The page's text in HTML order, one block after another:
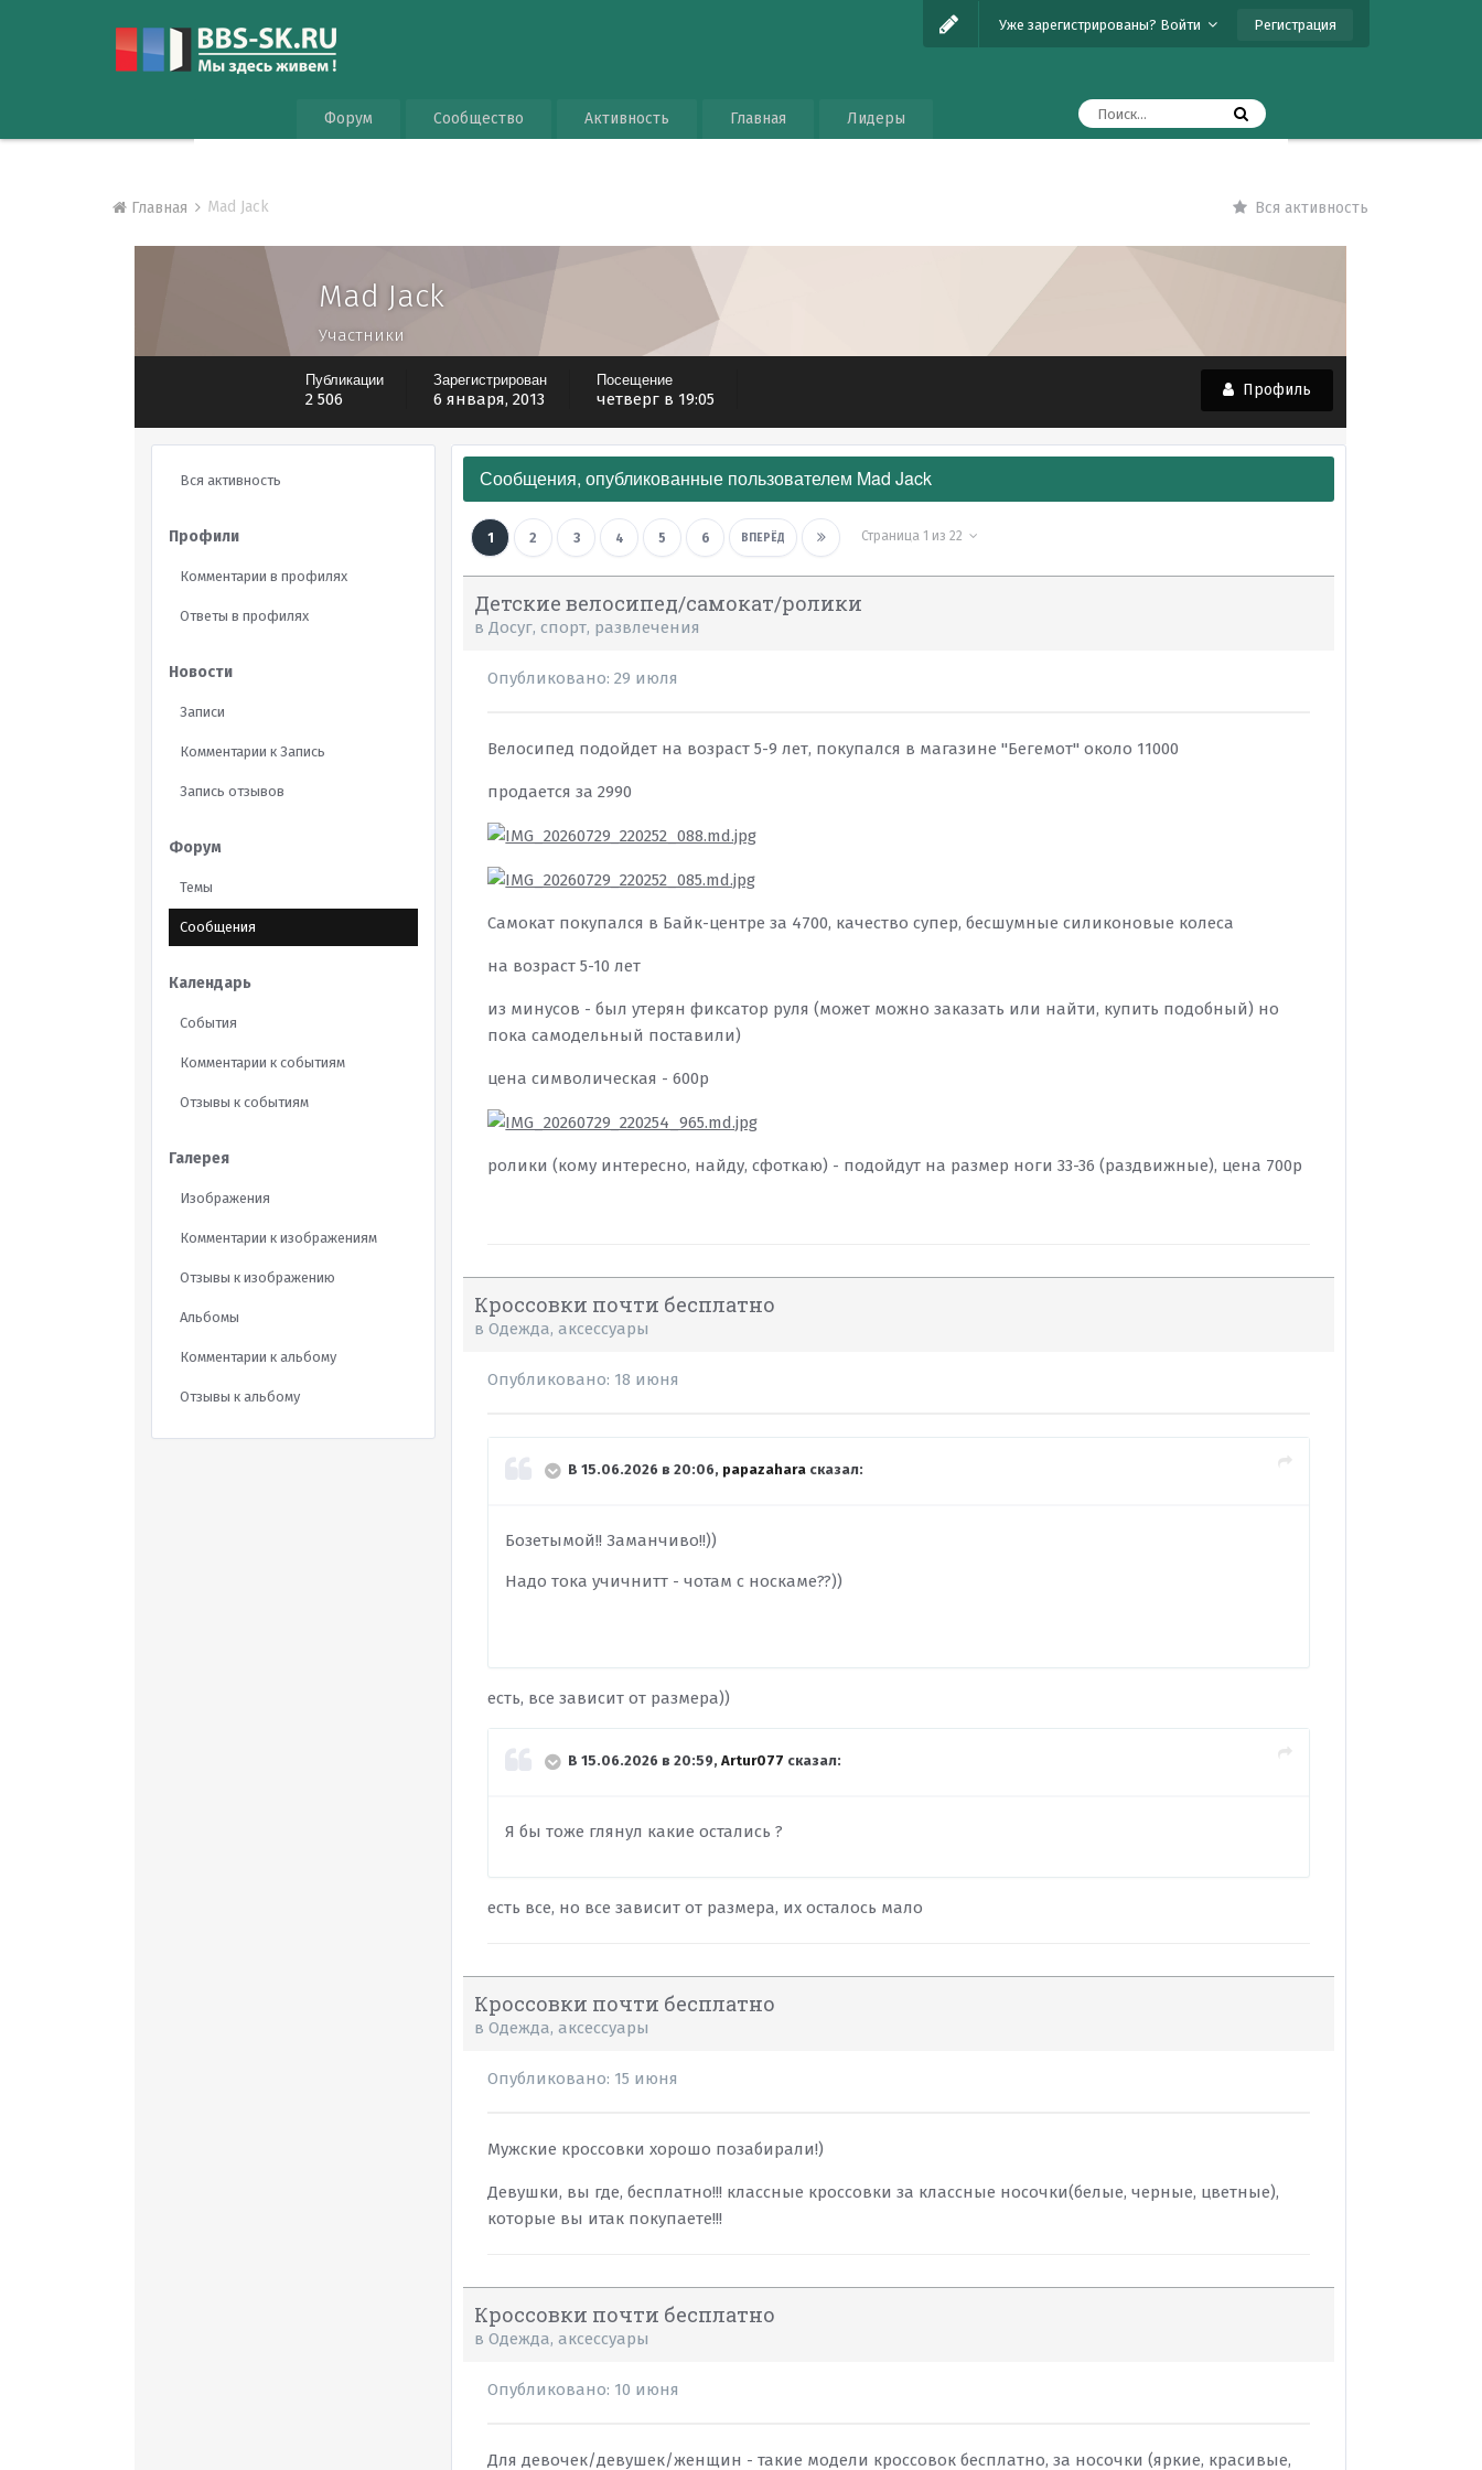
Уже зарегистрированы? Войти Регистрация
Форум Сообщество Активность Главная Лидеры
Вся активность
Главная Mad Jack
Mad Jack
Участники
Профиль
Публикации
2 506
Зарегистрирован
6 января, 2013
Посещение
четверг в 19:05
Вся активность
Профили
Комментарии в профилях
Ответы в профилях
Новости
Записи
Комментарии к Запись
Запись отзывов
Форум
Темы
Сообщения
Календарь
События
Комментарии к событиям
Отзывы к событиям
Галерея
Изображения
Комментарии к изображениям
Отзывы к изображению
Альбомы
Комментарии к альбому
Отзывы к альбому
Сообщения, опубликованные пользователем Mad Jack
1 2 3 4 5 6 ВПЕРЁД Страница 1 из 22
Детские велосипед/самокат/ролики
вДосуг, спорт, развлечения
Опубликовано:29 июля
Велосипед подойдет на возраст 5-9 лет, покупался в магазине "Бегемот" около 11000
продается за 2990
Самокат покупался в Байк-центре за 4700, качество супер, бесшумные силиконовые колеса
на возраст 5-10 лет
из минусов - был утерян фиксатор руля (может можно заказать или найти, купить подобный) но
пока самодельный поставили)
цена символическая - 600р
ролики (кому интересно, найду, сфоткаю) - подойдут на размер ноги 33-36 (раздвижные), цена 700р
Кроссовки почти бесплатно
вОдежда, аксессуары
Опубликовано: 18 июня
В 15.06.2026 в 20:06, papazahara сказал:
Бозетымой!! Заманчиво!!))
Надо тока учичнитт - чотам с носкаме??))
есть, все зависит от размера))
В 15.06.2026 в 20:59,Artur077 сказал:
Я бы тоже глянул какие остались ?
есть все, но все зависит от размера, их осталось мало
Кроссовки почти бесплатно
вОдежда, аксессуары
Опубликовано: 15 июня
Мужские кроссовки хорошо позабирали!)
Девушки, вы где, бесплатно!!! классные кроссовки за классные носочки(белые, черные, цветные),
которые вы итак покупаете!!!
Кроссовки почти бесплатно
вОдежда, аксессуары
Опубликовано: 10 июня
Для девочек/девушек/женщин - такие модели кроссовок бесплатно, за носочки (яркие, красивые,